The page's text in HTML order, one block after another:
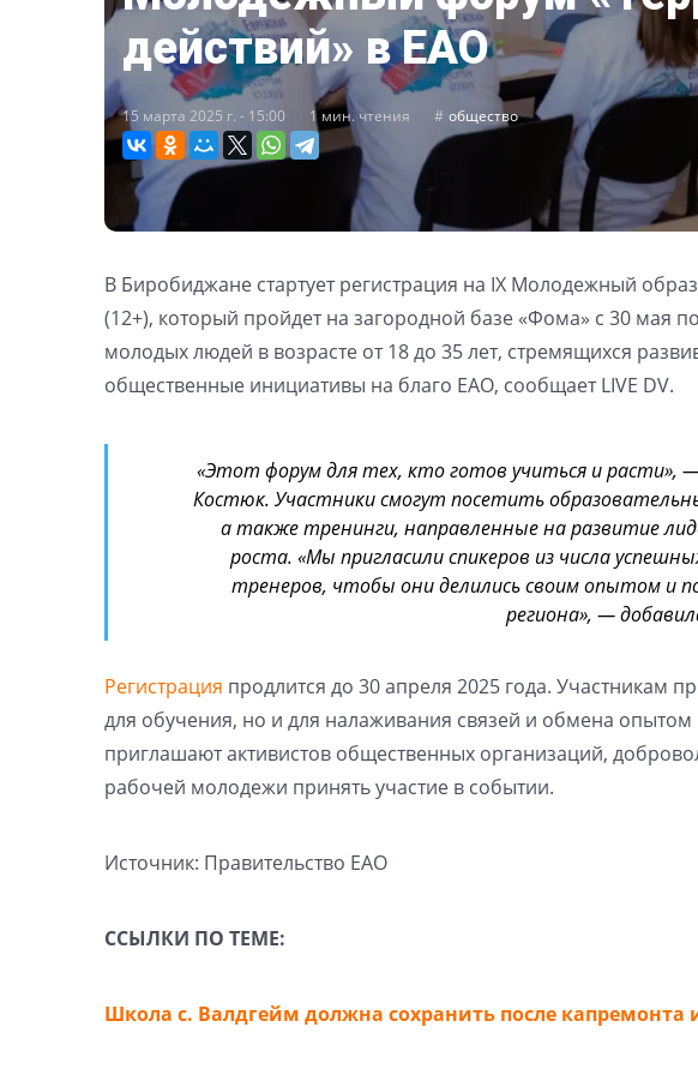
действий» в ЕАО
15 марта 2025 г. - 15:00 1 мин. чтения общество
В Биробиджане стартует регистрация на IX Молодежный
(12+), который пройдет на загородной базе «Фома» с 30 мая
молодых людей в возрасте от 18 до 35 лет, стремящихся
общественные инициативы на благо ЕАО, сообщает LIVE DV.
«Этот форум для тех, кто готов учиться и расти»,
Костюк. Участники смогут посетить
а также тренинги, направленные на развитие
роста. «Мы пригласили спикеров из числа
тренеров, чтобы они делились своим опытом и
региона», —
Регистрация продлится до 30 апреля 2025 года. Участникам
для обучения, но и для налаживания связей и обмена
приглашают активистов общественных организаций,
рабочей молодежи принять участие в событии.
Источник: Правительство ЕАО
ССЫЛКИ ПО ТЕМЕ:
Школа с. Валдгейм должна сохранить после